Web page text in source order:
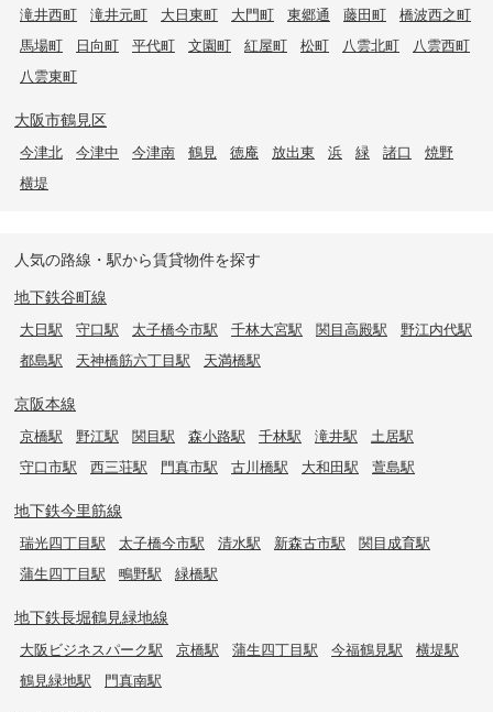
滝井西町
滝井元町 大日東町 大門町 東郷通 藤田町
橋波西之町
馬場町
日向町 平代町 文園町 紅屋町 松町 八雲北町
八雲西町
八雲東町
大阪市鶴見区
今津北 今津中 今津南 鶴見 徳庵 放出東 浜 緑 諸口
焼野
横堤
人気の路線・駅から賃貸物件を探す
地下鉄谷町線
大日駅 守口駅 太子橋今市駅 千林大宮駅 関目高殿駅
野江内代駅
都島駅
天神橋筋六丁目駅 天満橋駅
京阪本線
京橋駅 野江駅 関目駅 森小路駅 千林駅 滝井駅
土居駅
守口市駅
西三荘駅 門真市駅 古川橋駅 大和田駅 萱島駅
地下鉄今里筋線
瑞光四丁目駅 太子橋今市駅 清水駅 新森古市駅
関目成育駅
蒲生四丁目駅
鴫野駅 緑橋駅
地下鉄長堀鶴見緑地線
大阪ビジネスパーク駅 京橋駅 蒲生四丁目駅 今福鶴見駅
横堤駅
鶴見緑地駅
門真南駅